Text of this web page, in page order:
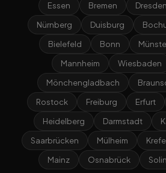
Essen
Bremen Dresden
Nürnberg
Duisburg
Bielefeld
Bonn
Mannheim
Wiesbaden
Mönchengladbach
Rostock
Freiburg Erfurt
Heidelberg
Darmstadt
Saarbrücken
Mülheim
Mainz
Osnabrück